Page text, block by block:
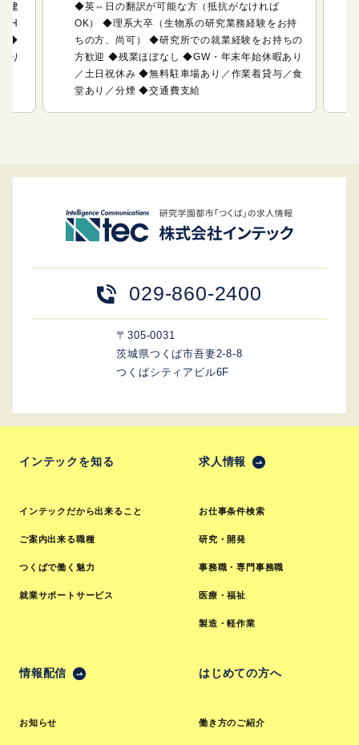
建
◆
り
◆英⇔日の翻訳が可能な方（抵抗がなければ
OK） ◆理系大卒（生物系の研究業務経験をお持
ちの方、尚可） ◆研究所での就業経験をお持ちの
方歓迎 ◆残業ほぼなし ◆GW・年末年始休暇あり
／土日祝休み ◆無料駐車場あり／作業着貸与／食
堂あり／分煙 ◆交通費支給
029-860-2400
〒305-0031
茨城県つくば市吾妻2-8-8
つくばシティアビル6F
インテックを知る
インテックだから出来ること
ご案内出来る職種
つくばで働く魅力
就業サポートサービス
求人情報
お仕事条件検索
研究・開発
事務職・専門事務職
医療・福祉
製造・軽作業
情報配信
お知らせ
はじめての方へ
働き方のご紹介